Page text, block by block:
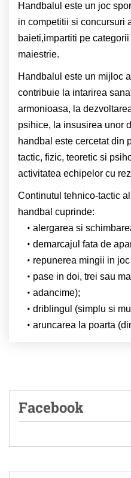
Handbalul este un joc
in competitii si concursuri
baieti,impartiti pe
maiestrie.
Handbalul este un mijloc
contribuie la intarirea
armonioasa, la
psihice, la insusirea unor
handbal este cercetat din
tactic, fizic, teoretic si
activitatea echipelor cu
Continutul tehnico-tactic
handbal cuprinde:
alergarea si
demarcajul fata de
repunerea mingii in
pase in doi, trei sau
adancime);
driblingul (simplu si
aruncarea la poarta
Facebook